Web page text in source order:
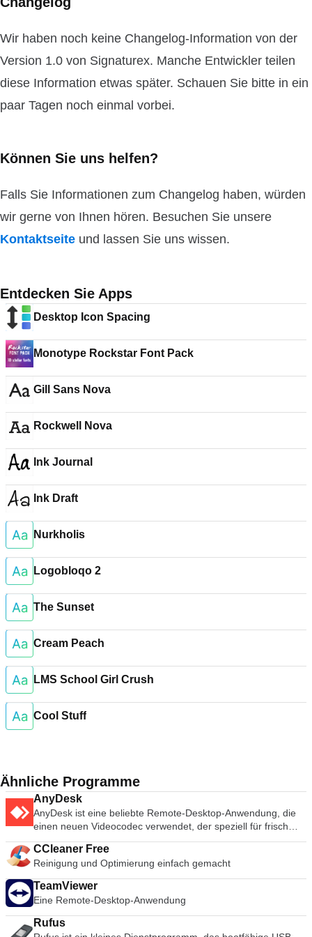
Wir haben noch keine Changelog-Information von der
Version 1.0 von Signaturex. Manche Entwickler teilen
diese Information etwas später. Schauen Sie bitte in ein
paar Tagen noch einmal vorbei.
Können Sie uns helfen?
Falls Sie Informationen zum Changelog haben, würden
wir gerne von Ihnen hören. Besuchen Sie unsere
Kontaktseite und lassen Sie uns wissen.
Entdecken Sie Apps
Desktop Icon Spacing
Monotype Rockstar Font Pack
Gill Sans Nova
Rockwell Nova
Ink Journal
Ink Draft
Nurkholis
Logobloqo 2
The Sunset
Cream Peach
LMS School Girl Crush
Cool Stuff
Ähnliche Programme
AnyDesk
AnyDesk ist eine beliebte Remote-Desktop-Anwendung, die
einen neuen Videocodec verwendet, der speziell für frisch
aussehende grafische Benutzeroberflächen entwickelt wurde.
AnyDesk-Software ist vielseitig, sicher und leichtgewichtig. Die
Software verwendet TLS1.2-Verschlüsselung, und beide
Enden der Verbindung werden kryptografisch verifiziert.
AnyDesk ist sehr leicht und in eine 1MB große Datei gepackt,
und es sind keine administrativen Rechte oder Installationen
erforderlich. Die UI von AnyDesk ist wirklich einfach und leicht
zu navigieren. Mit AnyDesk können Sie Ihren persönlichen
CCleaner Free
Reinigung und Optimierung einfach gemacht
TeamViewer
Eine Remote-Desktop-Anwendung
Rufus